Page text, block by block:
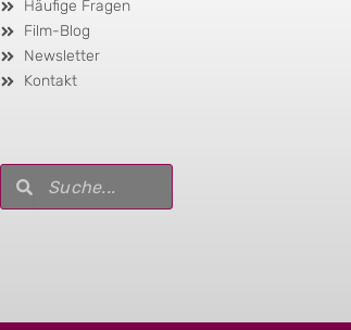
Häufige Fragen
Film-Blog
Newsletter
Kontakt
Suche